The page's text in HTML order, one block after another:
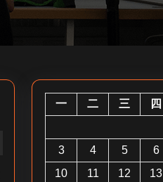
一 二 三 四
3
4 5 6
10
11 12 13